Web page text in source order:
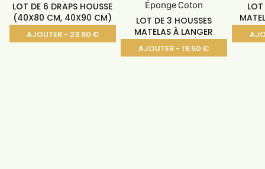
LOT DE 6 DRAPS HOUSSE
(40X80 CM, 40X90 CM)
AJOUTER - 23.90 €
LOT DE 3 HOUSSES
MATELAS À LANGER
AJOUTER - 19.50 €